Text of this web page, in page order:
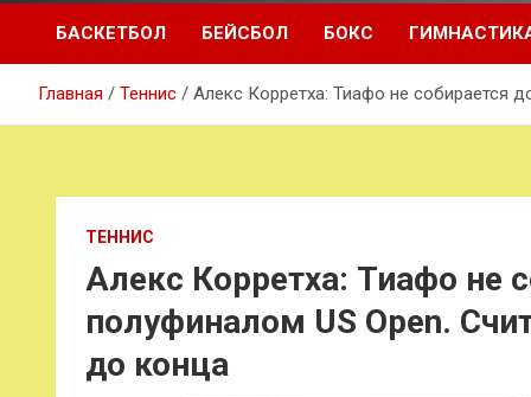
БАСКЕТБОЛ БЕЙСБОЛ БОКС
Главная Теннис Алекс Корретха: Тиафо не собирается
ТЕННИС
Алекс Корретха: Тиафо не
полуфиналом US Open.
до конца